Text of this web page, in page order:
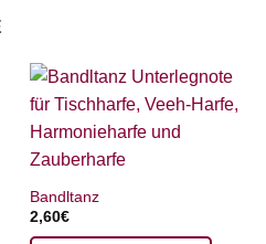
Bandltanz
2,60€